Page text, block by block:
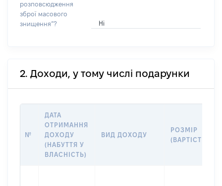
розповсюдження
зброї масового
знищення”?
Ні
2. Доходи, у тому числі подарунки
№
ДАТА
ОТРИМАННЯ
ДОХОДУ
(НАБУТТЯ У
ВЛАСНІСТЬ)
ВИД ДОХОДУ
РОЗМІР
(ВАРТІСТЬ)